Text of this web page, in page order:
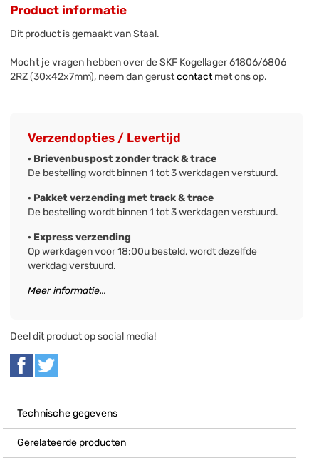
Product informatie
Dit product is gemaakt van Staal.
Mocht je vragen hebben over de SKF Kogellager 61806/6806
2RZ (30x42x7mm), neem dan gerustcontactmet ons op.
Verzendopties / Levertijd
· Brievenbuspost zonder track & trace
De bestelling wordt binnen 1 tot 3 werkdagen verstuurd.
· Pakket verzending met track & trace
De bestelling wordt binnen 1 tot 3 werkdagen verstuurd.
· Express verzending
Op werkdagen voor 18:00u besteld, wordt dezelfde
werkdag verstuurd.
Meer informatie...
Deel dit product op social media!
Technische gegevens
Gerelateerde producten